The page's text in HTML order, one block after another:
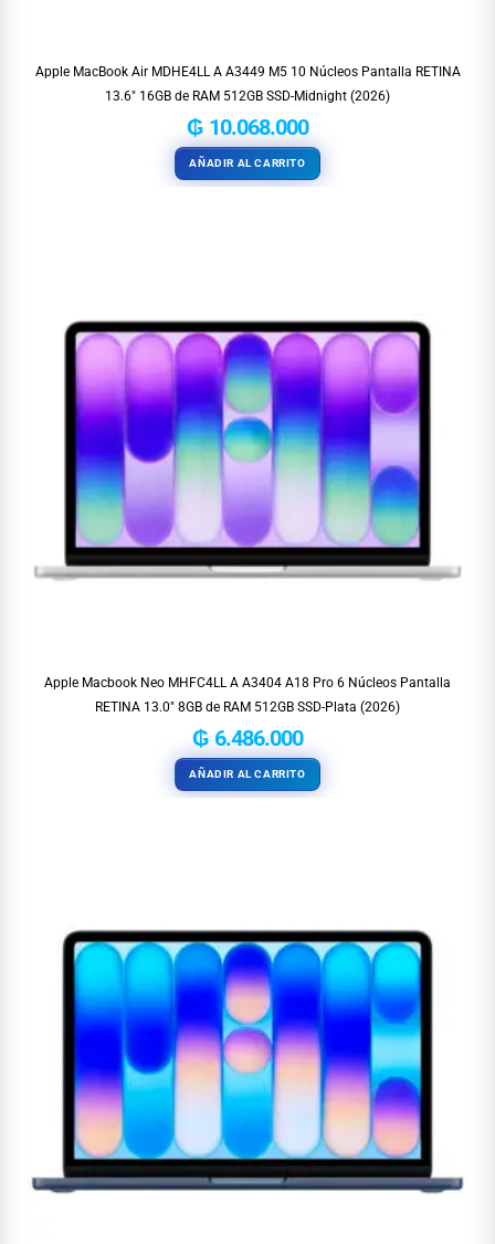
Apple MacBook Air MDHE4LL A A3449 M5 10 Núcleos Pantalla RETINA
13.6″ 16GB de RAM 512GB SSD-Midnight (2026)
₲ 10.068.000
AÑADIR AL CARRITO
Apple Macbook Neo MHFC4LL A A3404 A18 Pro 6 Núcleos Pantalla
RETINA 13.0″ 8GB de RAM 512GB SSD-Plata (2026)
₲ 6.486.000
AÑADIR AL CARRITO